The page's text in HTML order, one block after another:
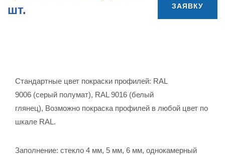
шт.
ЗАЯВКУ
Стандартные цвет покраски профилей: RAL
9006 (серый полумат), RAL 9016 (белый
глянец), Возможно покраска профилей в любой цвет по
шкале RAL.
Заполнение: стекло 4 мм, 5 мм, 6 мм, однокамерный